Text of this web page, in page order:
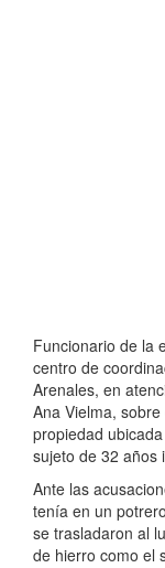
Funcionario de la
centro de
Arenales, en
Ana Vielma,
propiedad ubicada
sujeto de 32 años
Ante las
tenía en un
se trasladaron al
de hierro como el